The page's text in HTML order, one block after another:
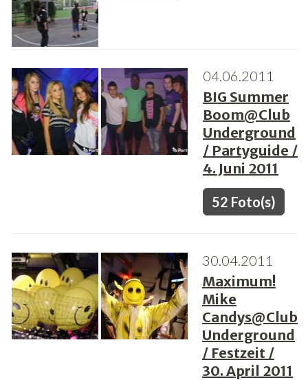
04.06.2011
BIG Summer
Boom@Club
Underground
/ Partyguide /
4. Juni 2011
52 Foto(s)
30.04.2011
Maximum!
Mike
Candys@Club
Underground
/ Festzeit /
30. April 2011